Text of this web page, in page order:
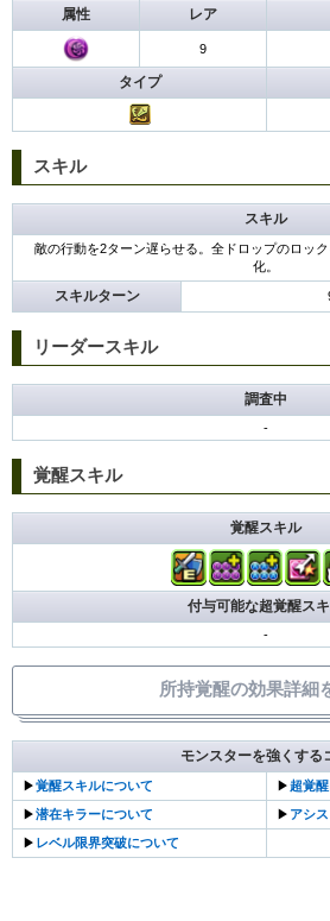
属性 レア
9
タイプ
スキル
スキル
敵の行動を2ターン遅らせる。全ドロップのロッ
化。
スキルターン
リーダースキル
調査中
-
覚醒スキル
覚醒スキル
付与可能な超覚醒ス
-
所持覚醒の効果詳細
所持覚醒
覚醒アシスト
他のモンスターにアシス
闇コンボ強化
闇ドロップの2コンボ以上
モンスターを強くする
▶覚醒スキルについて ▶超覚
▶潜在キラーについて ▶ アシ
▶ レベル限界突破について